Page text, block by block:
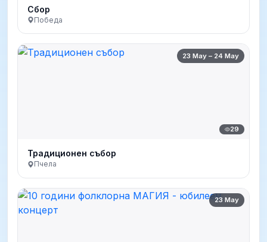
Сбор
Победа
23 May – 24 May
29
Традиционен събор
Пчела
23 May